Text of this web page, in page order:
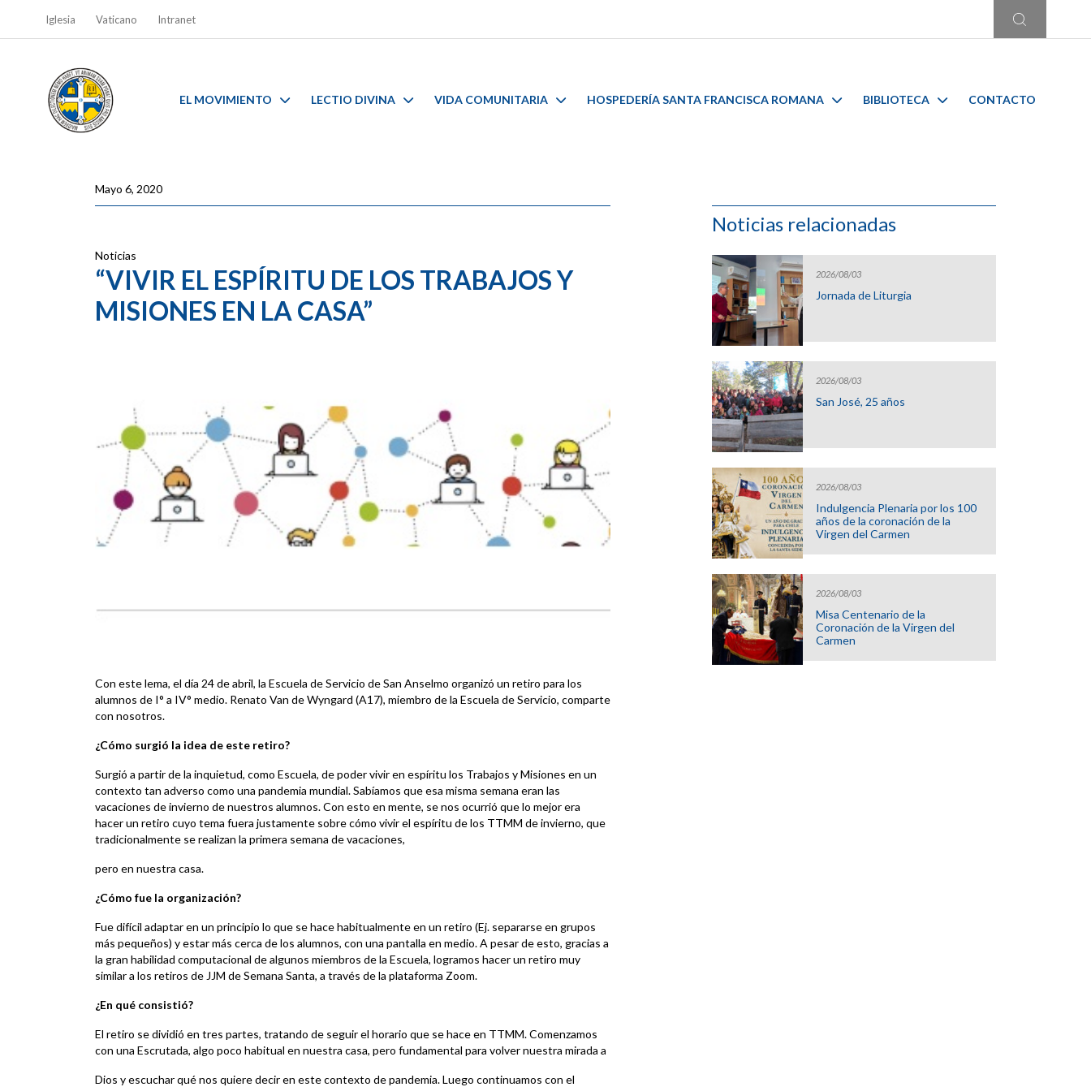
Iglesia Vaticano Intranet
EL MOVIMIENTO LECTIO DIVINA VIDA COMUNITARIA HOSPEDERÍA SANTA FRANCISCA ROMANA BIBLIOTECA CONTACTO
Mayo 6, 2020
Noticias
“VIVIR EL ESPÍRITU DE LOS TRABAJOS Y
MISIONES EN LA CASA”
Con este lema, el día 24 de abril, la Escuela de Servicio de San Anselmo organizó un retiro para los
alumnos de I° a IV° medio. Renato Van de Wyngard (A17), miembro de la Escuela de Servicio, comparte
con nosotros.
¿Cómo surgió la idea de este retiro?
Surgió a partir de la inquietud, como Escuela, de poder vivir en espíritu los Trabajos y Misiones en un
contexto tan adverso como una pandemia mundial. Sabíamos que esa misma semana eran las
vacaciones de invierno de nuestros alumnos. Con esto en mente, se nos ocurrió que lo mejor era
hacer un retiro cuyo tema fuera justamente sobre cómo vivir el espíritu de los TTMM de invierno, que
tradicionalmente se realizan la primera semana de vacaciones,
pero en nuestra casa.
¿Cómo fue la organización?
Fue difícil adaptar en un principio lo que se hace habitualmente en un retiro (Ej. separarse en grupos
más pequeños) y estar más cerca de los alumnos, con una pantalla en medio. A pesar de esto, gracias a
la gran habilidad computacional de algunos miembros de la Escuela, logramos hacer un retiro muy
similar a los retiros de JJM de Semana Santa, a través de la plataforma Zoom.
¿En qué consistió?
El retiro se dividió en tres partes, tratando de seguir el horario que se hace en TTMM. Comenzamos
con una Escrutada, algo poco habitual en nuestra casa, pero fundamental para volver nuestra mirada a
Dios y escuchar qué nos quiere decir en este contexto de pandemia. Luego continuamos con el
Noticias relacionadas
2026/08/03
Jornada de Liturgia
2026/08/03
San José, 25 años
2026/08/03
Indulgencia Plenaria por los 100
años de la coronación de la
Virgen del Carmen
2026/08/03
Misa Centenario de la
Coronación de la Virgen del
Carmen